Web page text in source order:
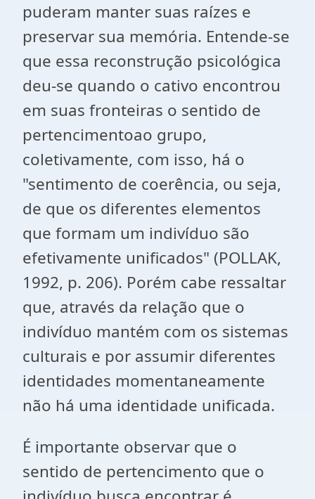
puderam manter suas raízes e
preservar sua memória. Entende-se
que essa reconstrução psicológica
deu-se quando o cativo encontrou
em suas fronteiras o sentido de
pertencimentoao grupo,
coletivamente, com isso, há o
"sentimento de coerência, ou seja,
de que os diferentes elementos
que formam um indivíduo são
efetivamente unificados" (POLLAK,
1992, p. 206). Porém cabe ressaltar
que, através da relação que o
indivíduo mantém com os sistemas
culturais e por assumir diferentes
identidades momentaneamente
não há uma identidade unificada.
É importante observar que o
sentido de pertencimento que o